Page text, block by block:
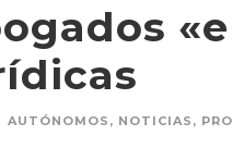
AUTÓNOMOS , NOTICIAS ,